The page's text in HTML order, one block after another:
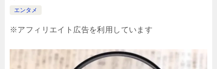
エンタメ
※アフィリエイト広告を利用しています